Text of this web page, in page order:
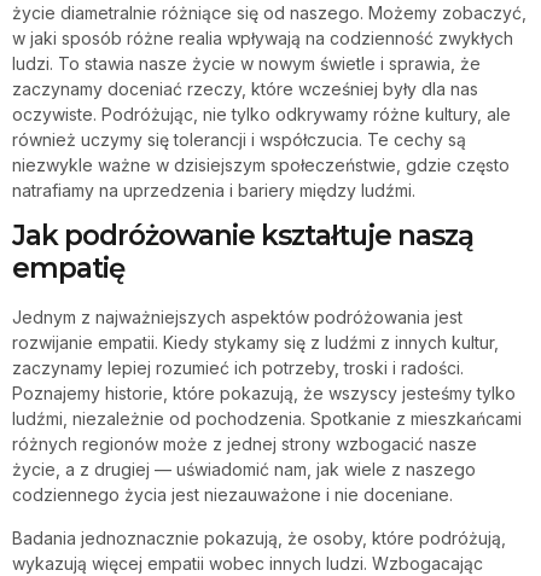
życie diametralnie różniące się od naszego. Możemy zobaczyć,
w jaki sposób różne realia wpływają na codzienność zwykłych
ludzi. To stawia nasze życie w nowym świetle i sprawia, że
zaczynamy doceniać rzeczy, które wcześniej były dla nas
oczywiste. Podróżując, nie tylko odkrywamy różne kultury, ale
również uczymy się tolerancji i współczucia. Te cechy są
niezwykle ważne w dzisiejszym społeczeństwie, gdzie często
natrafiamy na uprzedzenia i bariery między ludźmi.
Jak podróżowanie kształtuje naszą
empatię
Jednym z najważniejszych aspektów podróżowania jest
rozwijanie empatii. Kiedy stykamy się z ludźmi z innych kultur,
zaczynamy lepiej rozumieć ich potrzeby, troski i radości.
Poznajemy historie, które pokazują, że wszyscy jesteśmy tylko
ludźmi, niezależnie od pochodzenia. Spotkanie z mieszkańcami
różnych regionów może z jednej strony wzbogacić nasze
życie, a z drugiej — uświadomić nam, jak wiele z naszego
codziennego życia jest niezauważone i nie doceniane.
Badania jednoznacznie pokazują, że osoby, które podróżują,
wykazują więcej empatii wobec innych ludzi. Wzbogacając